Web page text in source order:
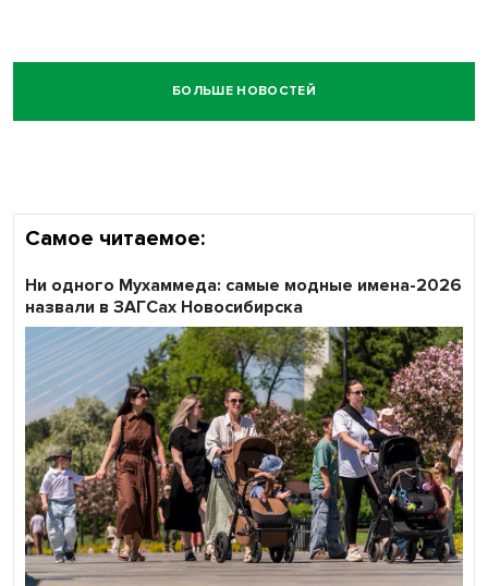
БОЛЬШЕ НОВОСТЕЙ
Самое читаемое:
Ни одного Мухаммеда: самые модные имена-2026
назвали в ЗАГСах Новосибирска